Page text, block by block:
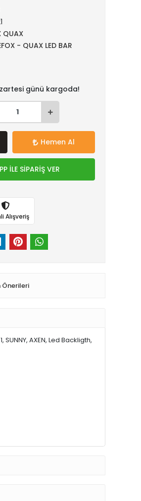
QUAX
- QUAX LED BAR
günü kargoda!
Hemen Al
İLE SİPARİŞ VER
Alışveriş
Önerileri
SUNNY, AXEN, Led Backligth,